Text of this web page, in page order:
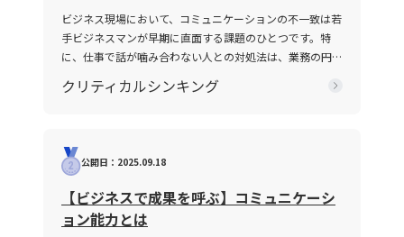
ビジネス現場において、コミュニケーションの不一致は若
手ビジネスマンが早期に直面する課題のひとつです。特
に、仕事で話が噛み合わない人との対処法は、業務の円滑
2025年の現代において、情報の多様化や働き方の変化が
事では、なぜ「話が噛み合わない状態」が生じるのか、そ
の原因と背景を整理するとともに、仕事で話が噛み合わな
い人との対処法を具体的に解説します。多くの若手ビジネ
スマンが抱えるコミュニケーションギャップについて、論
理的思考を交えて解説し、実務で役立つヒントを提供しま
クリティカルシンキング
公開日：2025.09.18
【ビジネスで成果を呼ぶ】コミュニケーシ
ョン能力とは